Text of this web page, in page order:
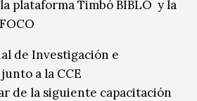
plataforma Timbó BIBLO y la
de Investigación e
a la CCE
de la siguiente capacitación